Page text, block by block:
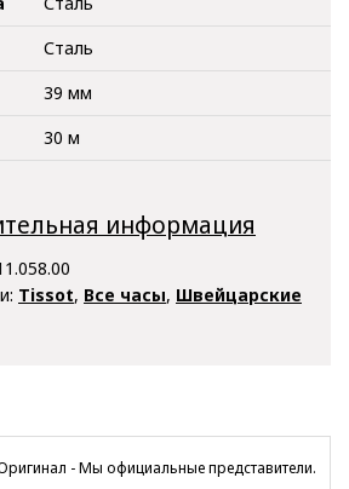
Сталь
39 мм
30 м
информация
Tissot, Все часы, Швейцарские
- Мы официальные представители.